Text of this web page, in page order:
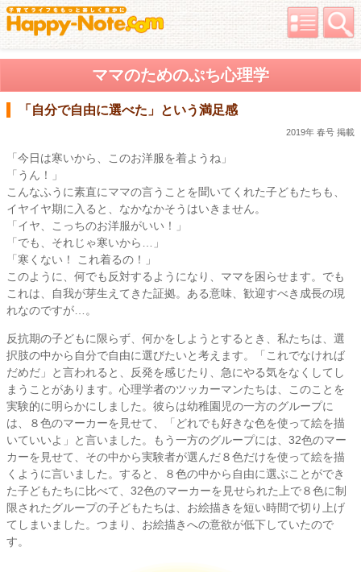
ママのためのぷち心理学
「自分で自由に選べた」という満足感
2019年 春号 掲載
「今日は寒いから、このお洋服を着ようね」
「うん！」
こんなふうに素直にママの言うことを聞いてくれた子どもたちも、
イヤイヤ期に入ると、なかなかそうはいきません。
「イヤ、こっちのお洋服がいい！」
「でも、それじゃ寒いから…」
「寒くない！ これ着るの！」
このように、何でも反対するようになり、ママを困らせます。でも
これは、自我が芽生えてきた証拠。ある意味、歓迎すべき成長の現
れなのですが…。
反抗期の子どもに限らず、何かをしようとするとき、私たちは、選
択肢の中から自分で自由に選びたいと考えます。「これでなければ
だめだ」と言われると、反発を感じたり、急にやる気をなくしてし
まうことがあります。心理学者のツッカーマンたちは、このことを
実験的に明らかにしました。彼らは幼稚園児の一方のグループに
は、８色のマーカーを見せて、「どれでも好きな色を使って絵を描
いていいよ」と言いました。もう一方のグループには、32色のマー
カーを見せて、その中から実験者が選んだ８色だけを使って絵を描
くように言いました。すると、８色の中から自由に選ぶことができ
た子どもたちに比べて、32色のマーカーを見せられた上で８色に制
限されたグループの子どもたちは、お絵描きを短い時間で切り上げ
てしまいました。つまり、お絵描きへの意欲が低下していたので
す。